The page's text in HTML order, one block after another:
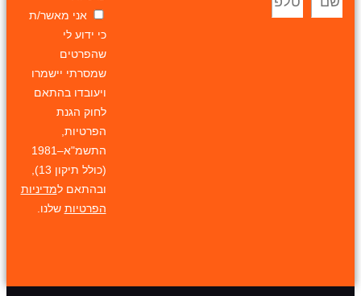
אני מאשר/ת
כי ידוע לי
שהפרטים
שמסרתי יישמרו
ויעובדו בהתאם
לחוק הגנת
הפרטיות,
התשמ"א–1981
(כולל תיקון 13),
ובהתאם למדיניות
הפרטיות שלנו.